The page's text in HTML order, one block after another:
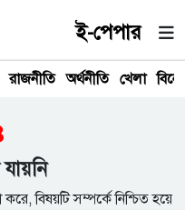
ই-পেপার
রাজনীতি অর্থনীতি খেলা
বিষয়টি সম্পর্কে নিশ্চিত হয়ে